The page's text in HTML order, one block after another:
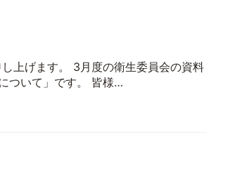
上げます。 3月度の衛生委員会の資料
ついて」です。 皆様…